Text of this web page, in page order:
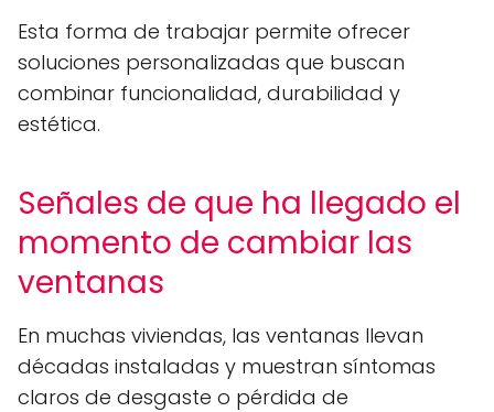
Esta forma de trabajar permite ofrecer
soluciones personalizadas que buscan
combinar funcionalidad, durabilidad y
estética.
Señales de que ha llegado el
momento de cambiar las
ventanas
En muchas viviendas, las ventanas llevan
décadas instaladas y muestran síntomas
claros de desgaste o pérdida de